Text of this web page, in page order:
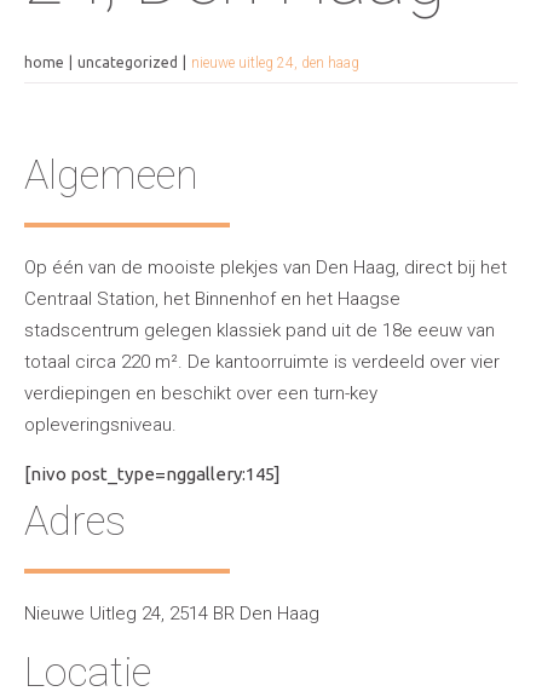
home uncategorized nieuwe uitleg 24, den haag
Algemeen
Op één van de mooiste plekjes van Den Haag, direct bij het
Centraal Station, het Binnenhof en het Haagse
stadscentrum gelegen klassiek pand uit de 18e eeuw van
totaal circa 220 m². De kantoorruimte is verdeeld over vier
verdiepingen en beschikt over een turn-key
opleveringsniveau.
[nivo post_type=nggallery:145]
Adres
Nieuwe Uitleg 24, 2514 BR Den Haag
Locatie